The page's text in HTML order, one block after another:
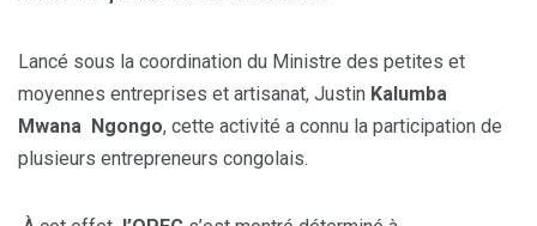
Lancé sous la coordination du Ministre des petites et
moyennes entreprises et artisanat, Justin Kalumba
Mwana Ngongo, cette activité a connu la participation de
plusieurs entrepreneurs congolais.